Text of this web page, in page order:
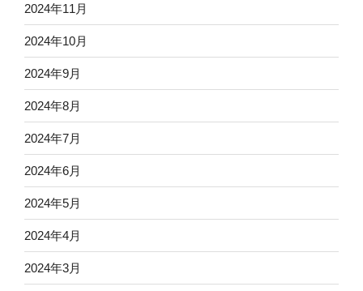
2024年11月
2024年10月
2024年9月
2024年8月
2024年7月
2024年6月
2024年5月
2024年4月
2024年3月